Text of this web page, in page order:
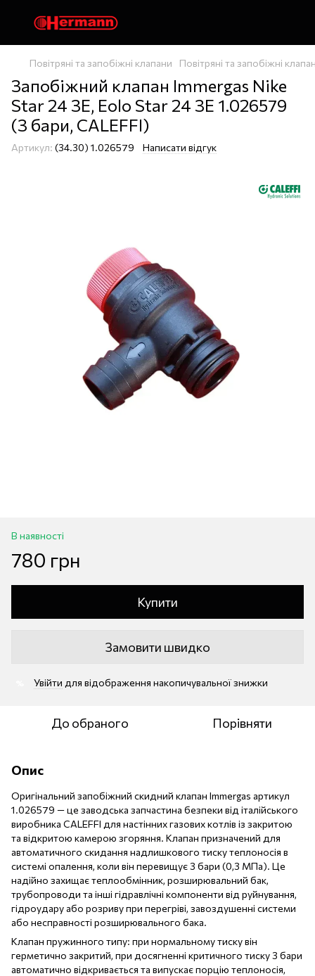
Повітряні та запобіжні клапани Повітряні та запобіжні
Запобіжний клапан Immergas Nike
Star 24 3E, Eolo Star 24 3E 1.026579
(3 бари, CALEFFI)
Артикул: (34.30) 1.026579 Написати відгук
В наявності
780 грн
Купити
Замовити швидко
Увійти для відображення накопичувальної знижки
До обраного Порівняти
Опис
Оригінальний запобіжний скидний клапан Immergas артикул
1.026579 — це заводська запчастина безпеки від італійського
виробника CALEFFI для настінних газових котлів із закритою
та відкритою камерою згоряння. Клапан призначений для
автоматичного скидання надлишкового тиску теплоносія в
системі опалення, коли він перевищує 3 бари (0,3 МПа). Це
надійно захищає теплообмінник, розширювальний бак,
трубопроводи та інші гідравлічні компоненти від руйнування,
гідроудару або розриву при перегріві, завоздушенні системи
або несправності розширювального бака.
Клапан пружинного типу: при нормальному тиску він
герметично закритий, при досягненні критичного тиску 3 бари
автоматично відкривається та випускає порцію теплоносія,